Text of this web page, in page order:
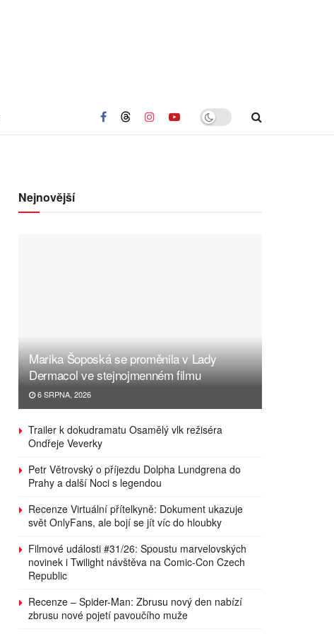
Nejnovější
Marika Šoposká se proměnila v Lady
Dermacol ve stejnojmenném filmu
6 SRPNA, 2026
Trailer k dokudramatu Osamělý vlk režiséra
Ondřeje Veverky
Petr Větrovský o příjezdu Dolpha Lundgrena do
Prahy a další Noci s legendou
Recenze Virtuální přítelkyně: Dokument ukazuje
svět OnlyFans, ale bojí se jít víc do hloubky
Filmové události #31/26: Spoustu marvelovských
novinek i Twilight návštěva na Comic-Con Czech
Republic
Recenze – Spider-Man: Zbrusu nový den nabízí
zbrusu nové pojetí pavoučího muže